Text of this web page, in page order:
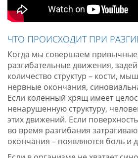
ЧТО ПРОИСХОДИТ ПРИ
Когда мы совершаем привычные
разгибательные движения,
количество структур – кости,
нервные окончания,
Если коленный хрящ имеет
ненарушенную структуру,
этих движений. Если
во время разгибания
окончания – появляются боль и